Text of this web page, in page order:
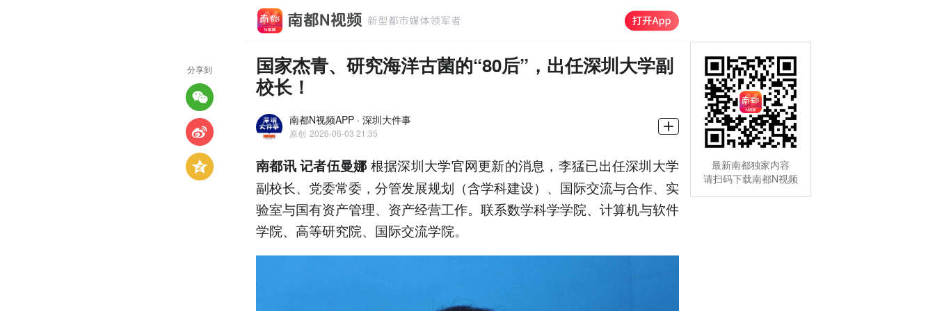
国家杰青、研究海洋古菌的“80后”，出任深圳大学副
校长！
南都N视频APP · 深圳大件事
原创 2026-06-03 21:35
南都讯 记者伍曼娜 根据深圳大学官网更新的消息，李猛已出任深圳大学
副校长、党委常委，分管发展规划（含学科建设）、国际交流与合作、实
验室与国有资产管理、资产经营工作。联系数学科学学院、计算机与软件
学院、高等研究院、国际交流学院。
分享到
最新南都独家内容
请扫码下载南都N视频